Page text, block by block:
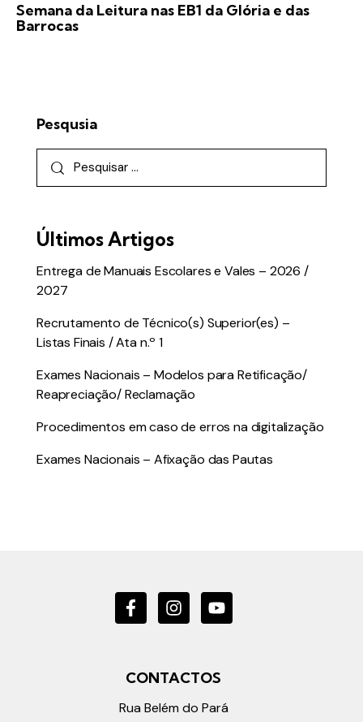
Semana da Leitura nas EB1 da Glória e das
Barrocas
Pesqusia
Últimos Artigos
Entrega de Manuais Escolares e Vales – 2026 /
2027
Recrutamento de Técnico(s) Superior(es) –
Listas Finais / Ata n.º 1
Exames Nacionais – Modelos para Retificação/
Reapreciação/ Reclamação
Procedimentos em caso de erros na digitalização
Exames Nacionais – Afixação das Pautas
CONTACTOS
Rua Belém do Pará